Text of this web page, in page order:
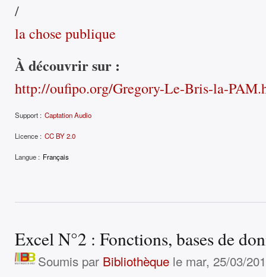
/
la chose publique
À découvrir sur :
http://oufipo.org/Gregory-Le-Bris-la-
Support : Captation Audio
Licence : CC BY 2.0
Langue : Français
Excel N°2 : Fonctions, bases de
Soumis par Bibliothèquele mar, 25/03/